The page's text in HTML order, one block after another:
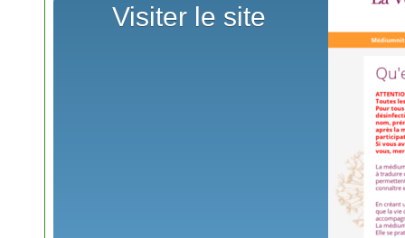
Visiter le site